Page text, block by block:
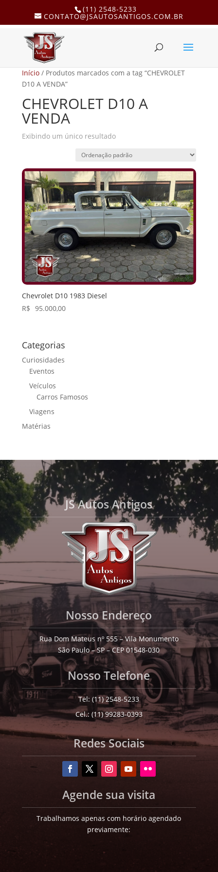
(11) 2548-5233
CONTATO@JSAUTOSANTIGOS.COM.BR
Início/ Produtos marcados com a tag “CHEVROLET
D10 A VENDA”
CHEVROLET D10 A
VENDA
Exibindo um único resultado
Chevrolet D10 1983 Diesel
R$ 95.000,00
Categorias
Curiosidades
Eventos
Veículos
Carros Famosos
Viagens
Matérias
JS Autos Antigos
Nosso Endereço
Rua Dom Mateus nº 555 – Vila Monumento
São Paulo – SP – CEP 01548-030
Nosso Telefone
Tel: (11) 2548-5233
Cel.: (11) 99283-0393
Redes Sociais
Agende sua visita
Trabalhamos apenas com horário agendado
previamente: